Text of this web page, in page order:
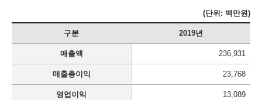
(단위: 백만원)
구분 2019년
매출액 236,931
매출총이익 23,768
영업이익 13,089